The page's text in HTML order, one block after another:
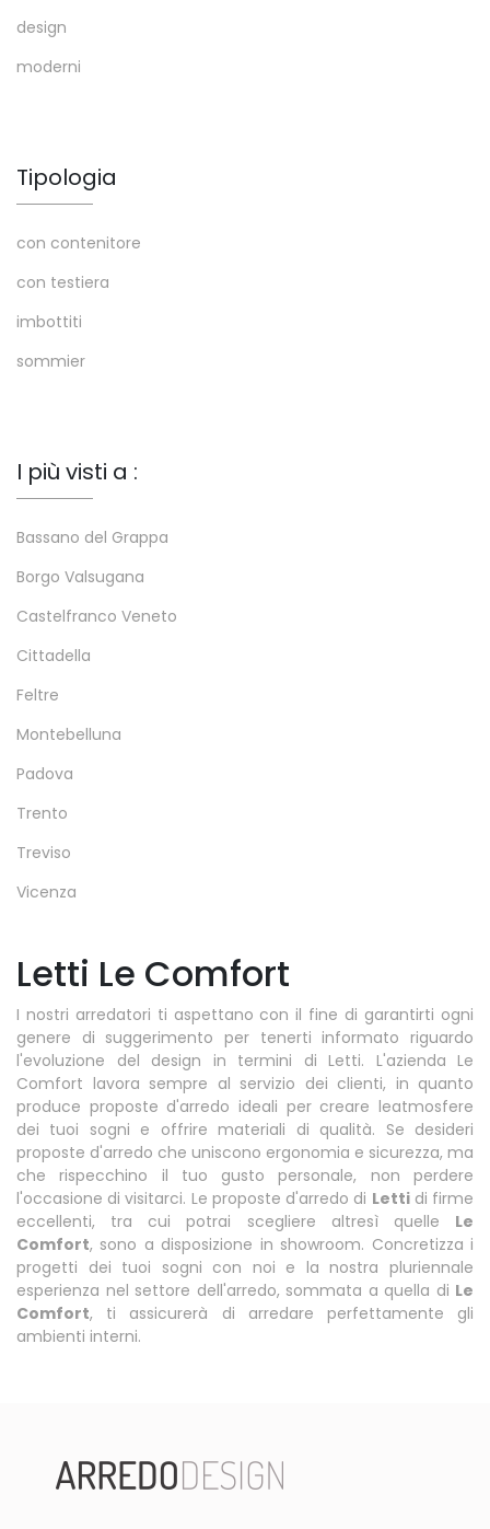
design
moderni
Tipologia
con contenitore
con testiera
imbottiti
sommier
I più visti a :
Bassano del Grappa
Borgo Valsugana
Castelfranco Veneto
Cittadella
Feltre
Montebelluna
Padova
Trento
Treviso
Vicenza
Letti Le Comfort
I nostri arredatori ti aspettano con il fine di garantirti ogni
genere di suggerimento per tenerti informato riguardo
l'evoluzione del design in termini di Letti. L'azienda Le
Comfort lavora sempre al servizio dei clienti, in quanto
produce proposte d'arredo ideali per creare leatmosfere
dei tuoi sogni e offrire materiali di qualità. Se desideri
proposte d'arredo che uniscono ergonomia e sicurezza, ma
che rispecchino il tuo gusto personale, non perdere
l'occasione di visitarci. Le proposte d'arredo di Lettidi firme
eccellenti, tra cui potrai scegliere altresì quelle Le
Comfort, sono a disposizione in showroom. Concretizza i
progetti dei tuoi sogni con noi e la nostra pluriennale
esperienza nel settore dell'arredo, sommata a quella di Le
Comfort, ti assicurerà di arredare perfettamente gli
ambienti interni.